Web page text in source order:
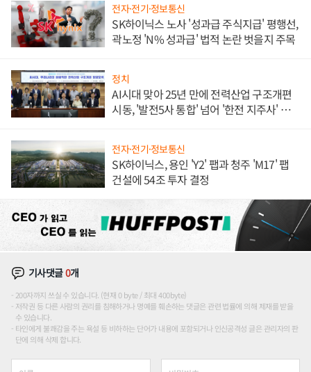
전자·전기·정보통신
SK하이닉스 노사 '성과급 주식지급' 평행선,
곽노정 'N% 성과급' 법적 논란 벗을지 주목
정치
AI시대 맞아 25년 만에 전력산업 구조개편
시동, '발전5사 통합' 넘어 '한전 지주사' 재편
전자·전기·정보통신
SK하이닉스, 용인 'Y2' 팹과 청주 'M17' 팹
건설에 54조 투자 결정
기사댓글0개
200자까지 쓰실 수 있습니다. (현재 0 byte / 최대 400byte)
저작권 등 다른 사람의 권리를 침해하거나 명예를 훼손하는 댓글은 관련 법률에 의해 제재를 받을
수 있습니다.
타인에게 불쾌감을 주는 욕설 등 비하하는 단어가 내용에 포함되거나 인신공격성 글은 관리자의 판
단에 의해 삭제 합니다.